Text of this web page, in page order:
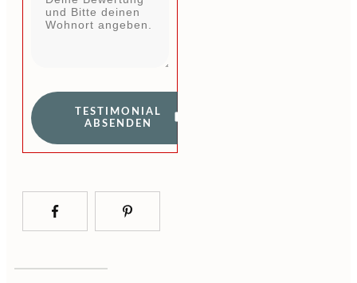
TESTIMONIAL
ABSENDEN